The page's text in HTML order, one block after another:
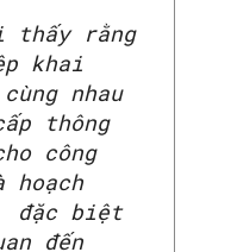
thấy rằng
khai
nhau
thông
công
hoạch
đặc biệt
đến